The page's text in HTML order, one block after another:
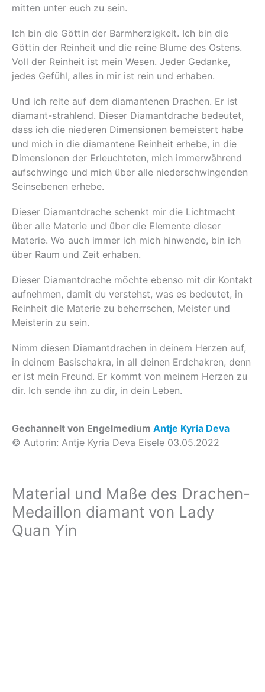
mitten unter euch zu sein.
Ich bin die Göttin der Barmherzigkeit. Ich bin die
Göttin der Reinheit und die reine Blume des Ostens.
Voll der Reinheit ist mein Wesen. Jeder Gedanke,
jedes Gefühl, alles in mir ist rein und erhaben.
Und ich reite auf dem diamantenen Drachen. Er ist
diamant-strahlend. Dieser Diamantdrache bedeutet,
dass ich die niederen Dimensionen bemeistert habe
und mich in die diamantene Reinheit erhebe, in die
Dimensionen der Erleuchteten, mich immerwährend
aufschwinge und mich über alle niederschwingenden
Seinsebenen erhebe.
Dieser Diamantdrache schenkt mir die Lichtmacht
über alle Materie und über die Elemente dieser
Materie. Wo auch immer ich mich hinwende, bin ich
über Raum und Zeit erhaben.
Dieser Diamantdrache möchte ebenso mit dir Kontakt
aufnehmen, damit du verstehst, was es bedeutet, in
Reinheit die Materie zu beherrschen, Meister und
Meisterin zu sein.
Nimm diesen Diamantdrachen in deinem Herzen auf,
in deinem Basischakra, in all deinen Erdchakren, denn
er ist mein Freund. Er kommt von meinem Herzen zu
dir. Ich sende ihn zu dir, in dein Leben.
Gechannelt von Engelmedium Antje Kyria Deva
© Autorin: Antje Kyria Deva Eisele 03.05.2022
Material und Maße des Drachen-
Medaillon diamant von Lady
Quan Yin